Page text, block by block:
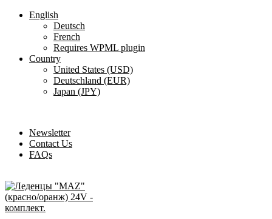
English
Deutsch
French
Requires WPML plugin
Country
United States (USD)
Deutschland (EUR)
Japan (JPY)
Newsletter
Contact Us
FAQs